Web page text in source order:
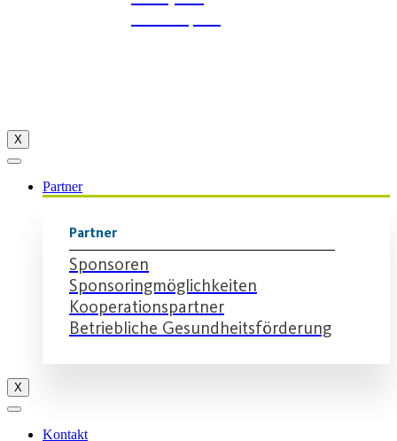
X
Partner
Partner
Sponsoren
Sponsoringmöglichkeiten
Kooperationspartner
Betriebliche Gesundheitsförderung
X
Kontakt